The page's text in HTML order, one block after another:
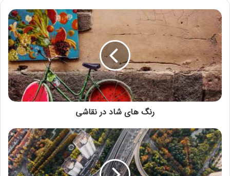
به صحبت فرزندتان فعالانه گوش دهید و به او توجه
کافی نمایید و به او و سخنانش احترام بگذارید.
رنگ های شاد در نقاشی